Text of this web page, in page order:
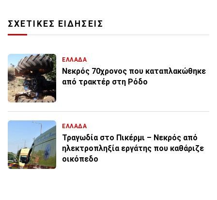
ΣΧΕΤΙΚΕΣ ΕΙΔΗΣΕΙΣ
ΕΛΛΑΔΑ
Νεκρός 70χρονος που καταπλακώθηκε
από τρακτέρ στη Ρόδο
ΕΛΛΑΔΑ
Τραγωδία στο Πικέρμι – Νεκρός από
ηλεκτροπληξία εργάτης που καθάριζε
οικόπεδο